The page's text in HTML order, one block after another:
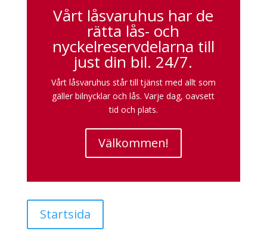
Vårt låsvaruhus har de
rätta lås- och
nyckelreservdelarna till
just din bil. 24/7.
Vårt låsvaruhus står till tjänst med allt som
gäller bilnycklar och lås. Varje dag, oavsett
tid och plats.
Välkommen!
Startsida